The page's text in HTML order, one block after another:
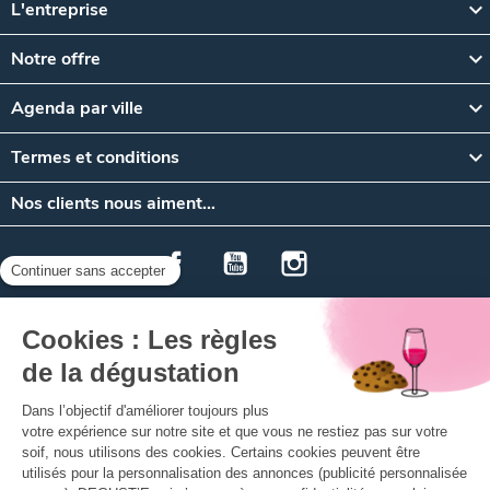
Autres formations certifiantes WSET,
non-éligibles CPF :
DEGUST'Emoi vous propose les formations
certifiantes en oenologie à Paris et Lyon issues de la
fameuse école WSET - Wine & Spirit Education Trust
-, accessibles quel que soit votre niveau de
Nous vous proposons les premiers niveaux en vins en
Riches de plus de 50 ans d'expérience dans la
formation en dégustation de vins et de spiritueux , les
formations WSET sont un gage d'excellence et
permettent à chacun d'acquérir les connaissances
nécessaires pour devenir un spécialiste en oenologie
et en spiritueux.
L'entreprise 
Notre offre 
Agenda par ville 
Termes et conditions 
Nos clients nous aiment…
Facebook YouTube
SAS Vinotelo - Tous droits réservés
L’abus d’alcool est dangereux pour la santé, à consommer
avec modération.